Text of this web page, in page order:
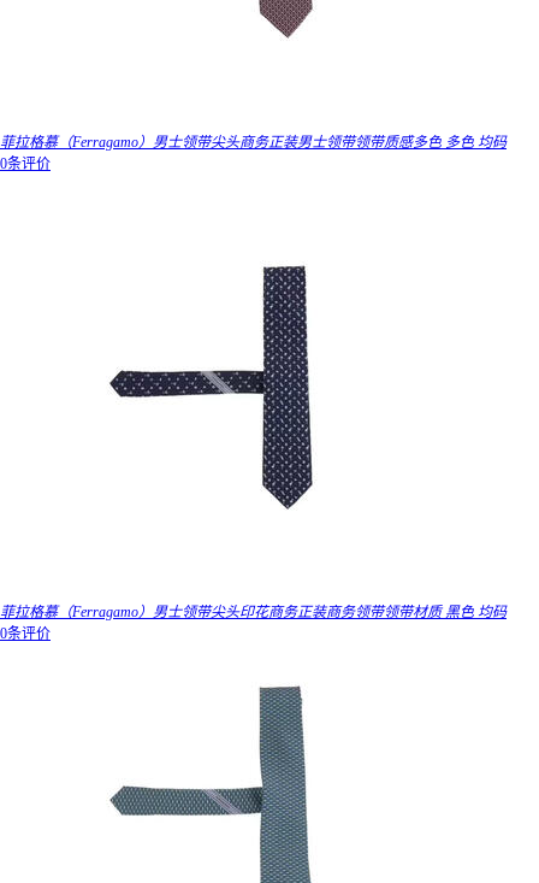
菲拉格慕（Ferragamo）男士领带尖头商务正装男士领带领带质感多色 多色 均码
0条评价
菲拉格慕（Ferragamo）男士领带尖头印花商务正装商务领带领带材质 黑色 均码
0条评价